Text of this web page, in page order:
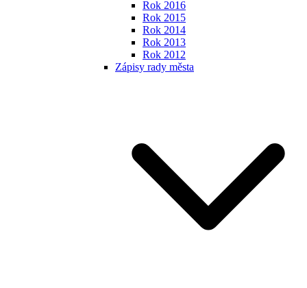
Rok 2016
Rok 2015
Rok 2014
Rok 2013
Rok 2012
Zápisy rady města